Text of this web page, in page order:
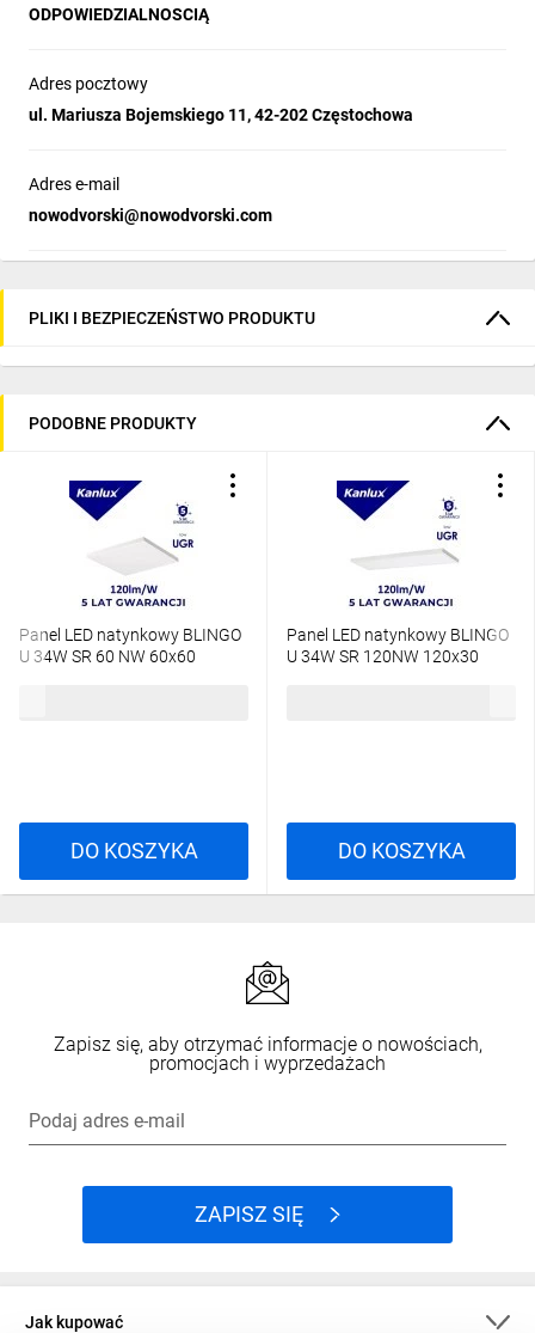
ODPOWIEDZIALNOSCIĄ
Adres pocztowy
ul. Mariusza Bojemskiego 11, 42-202 Częstochowa
Adres e-mail
nowodvorski@nowodvorski.com
PLIKI I BEZPIECZEŃSTWO PRODUKTU
PODOBNE PRODUKTY
Panel LED natynkowy BLINGO
U 34W SR 60 NW 60x60
DO KOSZYKA
Panel LED natynkowy BLINGO
U 34W SR 120NW 120x30
DO KOSZYKA
Zapisz się, aby otrzymać informacje o nowościach,
promocjach i wyprzedażach
Podaj adres e-mail
ZAPISZ SIĘ
Jak kupować